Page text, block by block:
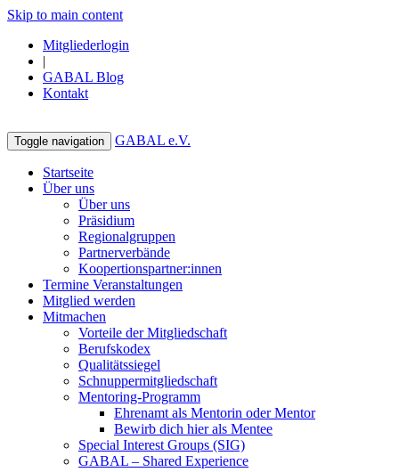
Skip to main content
Mitgliederlogin
|
GABAL Blog
Kontakt
Toggle navigation GABAL e.V.
Startseite
Über uns
Über uns
Präsidium
Regionalgruppen
Partnerverbände
Koopertionspartner:innen
Termine Veranstaltungen
Mitglied werden
Mitmachen
Vorteile der Mitgliedschaft
Berufskodex
Qualitätssiegel
Schnuppermitgliedschaft
Mentoring-Programm
Ehrenamt als Mentorin oder Mentor
Bewirb dich hier als Mentee
Special Interest Groups (SIG)
GABAL – Shared Experience